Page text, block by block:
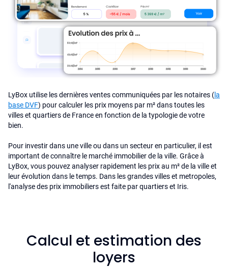
LyBox utilise les dernières ventes communiquées par les notaires (la
base DVF) pour calculer les prix moyens par m² dans toutes les
villes et quartiers de France en fonction de la typologie de votre
bien.
Pour investir dans une ville ou dans un secteur en particulier, il est
important de connaître le marché immobilier de la ville. Grâce à
LyBox, vous pouvez analyser rapidement les prix au m² de la ville et
leur évolution dans le temps. Dans les grandes villes et metropoles,
l'analyse des prix immobiliers est faite par quartiers et Iris.
Calcul et estimation des
loyers